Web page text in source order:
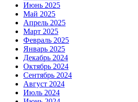
Июнь 2025
Май 2025
Апрель 2025
Март 2025
Февраль 2025
Январь 2025
Декабрь 2024
Октябрь 2024
Сентябрь 2024
Август 2024
Июль 2024